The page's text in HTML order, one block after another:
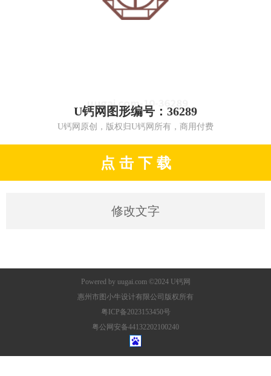
U钙网图形编号：36289
U钙网原创，版权归U钙网所有，商用付费
点 击 下 载
修改文字
Powered by uugai.com©2024 U钙网
惠州市图小牛设计有限公司版权所有
粤ICP备2023153450号
粤公网安备44132202100240